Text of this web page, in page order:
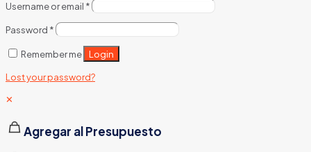
Username or email *
Password *
Remember me Login
Lost your password?
✕
Agregar al Presupuesto